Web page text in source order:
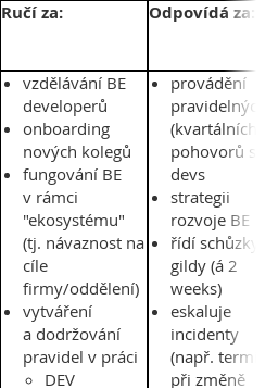
Ručí za: Odpovídá za:
vzdělávání BE
developerů
onboarding
nových kolegů
fungování BE
v rámci
"ekosystému"
(tj. návaznost na
cíle
firmy/oddělení)
vytváření
a dodržování
pravidel v práci
DEV
provádění
pravidelných
(kvartálních)
pohovorů s
devs
strategii
rozvoje BE
řídí schůzky
gildy (á 2
weeks)
eskaluje
incidenty
(např. termíny
při změně